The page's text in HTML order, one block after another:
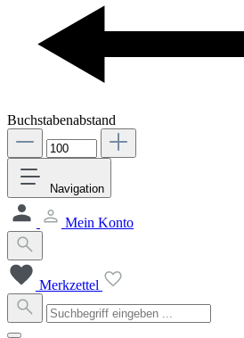
Buchstabenabstand
Navigation
Mein Konto
Merkzettel